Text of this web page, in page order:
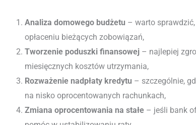
Analiza domowego budżetu – warto
opłaceniu bieżących zobowiązań,
Tworzenie poduszki finansowej – najlepiej
miesięcznych kosztów utrzymania,
Rozważenie nadpłaty kredytu – szczególnie,
na nisko oprocentowanych rachunkach,
Zmiana oprocentowania na stałe – jeśli bank